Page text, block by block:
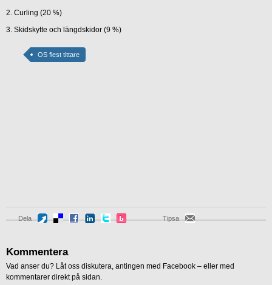
2. Curling (20 %)
3. Skidskytte och längdskidor (9 %)
OS flest tittare
Dela Tipsa
Kommentera
Vad anser du? Låt oss diskutera, antingen med Facebook – eller med
kommentarer direkt på sidan.